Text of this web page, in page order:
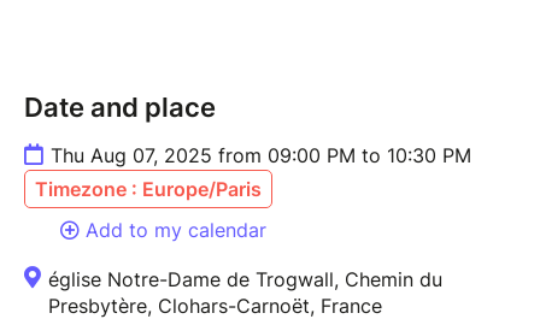
Date and place
Thu Aug 07, 2025 from 09:00 PM to 10:30 PM
Timezone : Europe/Paris
Add to my calendar
église Notre-Dame de Trogwall, Chemin du
Presbytère, Clohars-Carnoët, France